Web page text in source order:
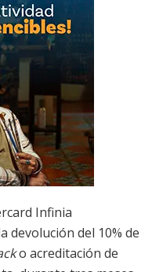
Infinia
devolución del 10% de
o acreditación de